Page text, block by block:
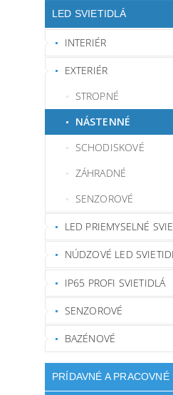
LED SVIETIDLÁ
INTERIÉR
EXTERIÉR
STROPNÉ
NÁSTENNÉ
SCHODISKOVÉ
ZÁHRADNÉ
SENZOROVÉ
LED PRIEMYSELNÉ
NÚDZOVÉ LED
IP65 PROFI SVIETIDLÁ
SENZOROVÉ
BAZÉNOVÉ
PRÍDAVNÉ A PRACOVNÉ